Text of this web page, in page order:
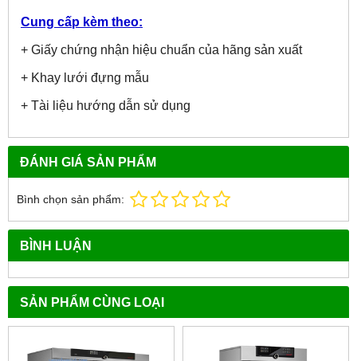
Cung cấp kèm theo:
+ Giấy chứng nhận hiệu chuẩn của hãng sản xuất
+ Khay lưới đựng mẫu
+ Tài liệu hướng dẫn sử dụng
ĐÁNH GIÁ SẢN PHẨM
Bình chọn sản phẩm:
BÌNH LUẬN
SẢN PHẨM CÙNG LOẠI